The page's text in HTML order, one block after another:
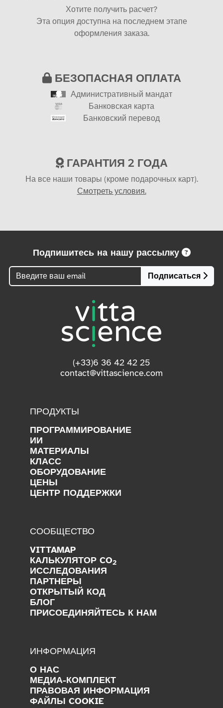
Хотите получить расчет?
Эта опция доступна на последнем этапе
оформления заказа.
БЕЗОПАСНАЯ ОПЛАТА
Административный мандат
Банковская карта
Банковский перевод
ГАРАНТИЯ 2 ГОДА
На все наши товары (кроме подарочных карт).
Смотреть условия.
Подпишитесь на нашу рассылку
Подписаться
(+33)6 36 42 42 25
contact@vittascience.com
ПРОДУКТЫ
ПРОГРАММИРОВАНИЕ
ИИ
МАТЕРИАЛЫ
КЛАСС
ОБОРУДОВАНИЕ
ЦЕНЫ
ЦЕНТР ПОДДЕРЖКИ
СООБЩЕСТВО
VITTAMAP
КАЛЬКУЛЯТОР CO2
ИССЛЕДОВАНИЯ
ПАРТНЕРЫ
ОТКРЫТЫЙ КОД
БЛОГ
ПРИСОЕДИНЯЙТЕСЬ К НАМ
ИНФОРМАЦИЯ
О НАС
МЕДИА-КОМПЛЕКТ
ПРАВОВАЯ ИНФОРМАЦИЯ
ФАЙЛЫ COOKIE